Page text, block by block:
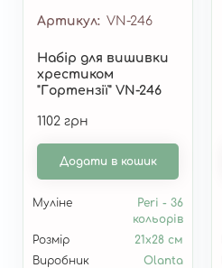
Артикул VN-246
Набір для вишивки
хрестиком
"Гортензії" VN-246
1102 грн
Додати в кошик
Муліне
Peri - 36
кольорів
Розмір
21х28 см
Виробник
Olanta